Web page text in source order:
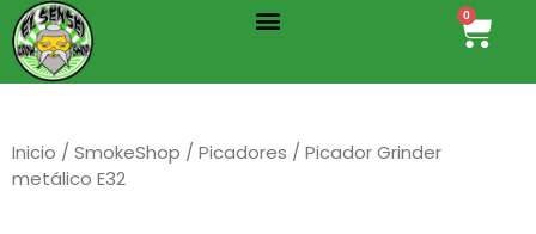
al
contenido
Menu 0
Cart
Inicio / SmokeShop / Picadores / Picador Grinder
metálico E32